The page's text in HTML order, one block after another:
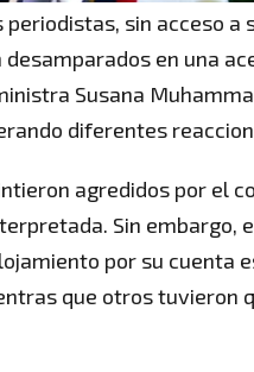
sin acceso
en una
Susana
diferentes
agredidos por el
Sin embargo,
por su cuenta
que otros tuvieron